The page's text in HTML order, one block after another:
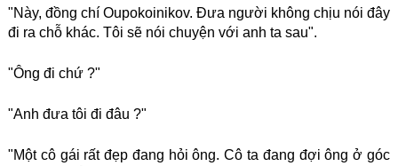
"Này, đồng chí Oupokoinikov. Đưa người không chịu nói đây
đi ra chỗ khác. Tôi sẽ nói chuyện với anh ta sau".
"Ông đi chứ ?"
"Anh đưa tôi đi đâu ?"
"Một cô gái rất đẹp đang hỏi ông. Cô ta đang đợi ông ở góc